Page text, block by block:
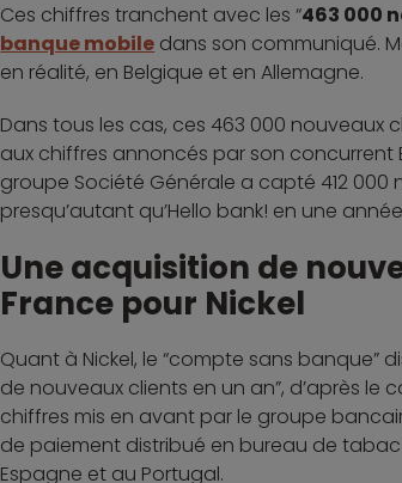
Ces chiffres tranchent avec les “463 000
banque mobile dans son communiqué.
en réalité, en Belgique et en Allemagne.
Dans tous les cas, ces 463 000 nouveaux
aux chiffres annoncés par son concurrent
groupe Société Générale a capté 412 000
presqu’autant qu’Hello bank! en une
Une acquisition de
France pour Nickel
Quant à Nickel, le “compte sans banque”
de nouveaux clients en un an”, d’après le
chiffres mis en avant par le groupe
de paiement distribué en bureau de tabac
Espagne et au Portugal.